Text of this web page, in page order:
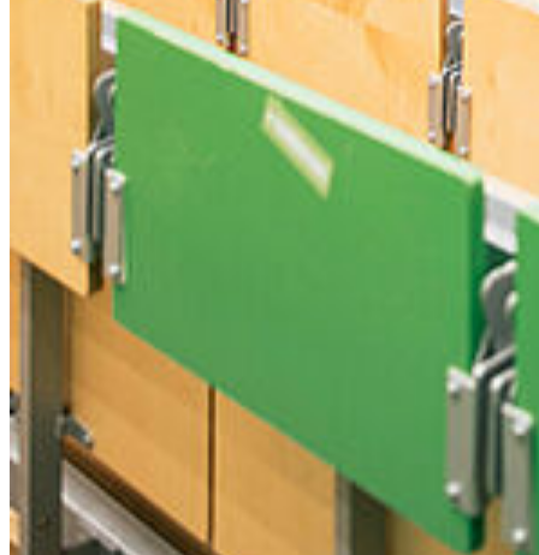
Satzungen & Formulare
Uniladen
Studierende
Selbstbedienungsportal
Vorlesungsverzeichnisse
Sprachenportal
Termine und Fristen
Alle Studienfächer
Zentrale Studienberatung
Studierendensekretariat
Studierendenportal
Service
Webmailer und Accounts
Kontakt
Lagepläne
Konfliktmanagement
Sitemap
Barrierefreiheit